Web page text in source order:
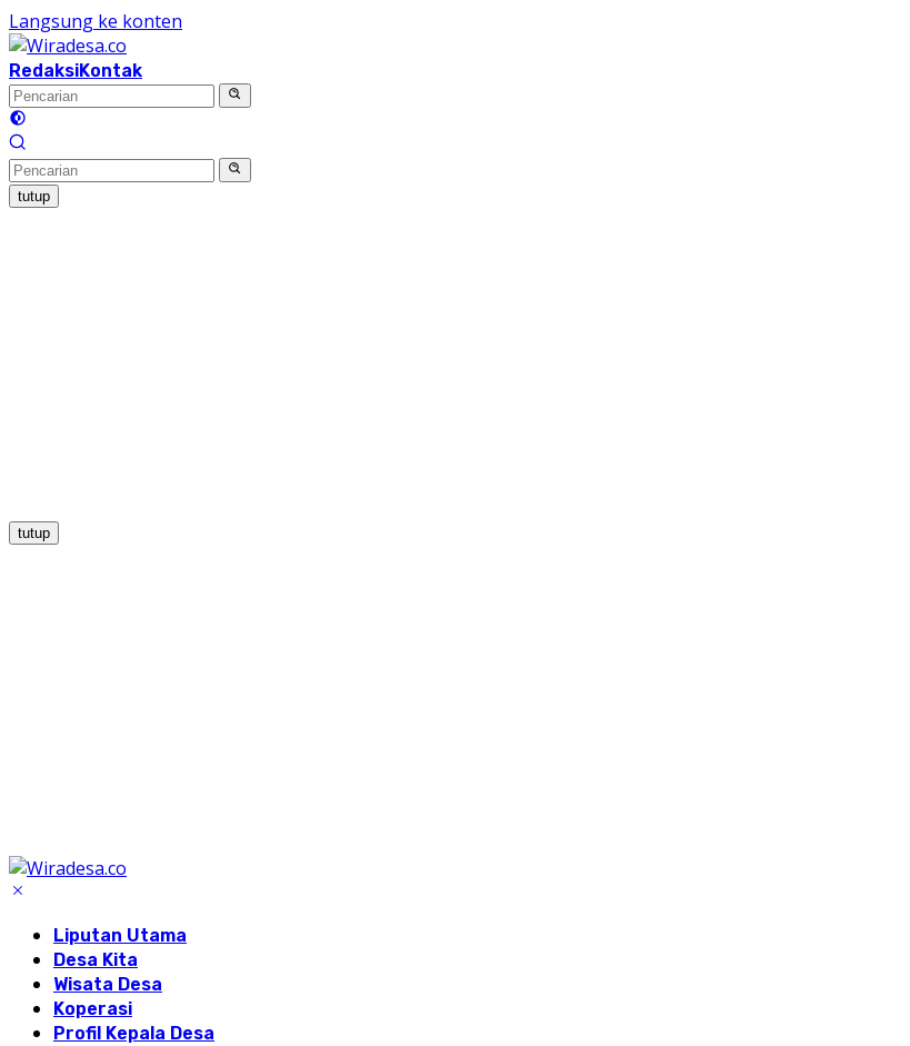
Langsung ke konten
RedaksiKontak
tutup
tutup
Liputan Utama
Desa Kita
Wisata Desa
Koperasi
Profil Kepala Desa